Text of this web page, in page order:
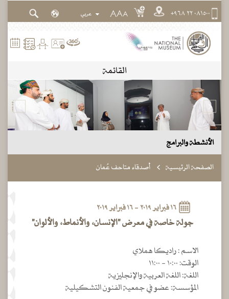
٠٨١٥٠٠ ٢٢ ٩٦٨+ A
A
A
القائمة
الأنشطة والبرامج
الصفحة الرئيسية أصدقاء متاحف عُمان
١٦ فبراير ٢٠١٩ - ١٦ فبراير ٢٠١٩
جولة خاصة في معرض "الإنسان، والأنماط، والألوان"
الاسم : راديكا هملاي
الوقت: ١٠:٠٠ - ١١:٠٠
اللغة: اللغة العربية والإنجليزية
المؤسسة: عضو في جمعية الفنون التشكيلية